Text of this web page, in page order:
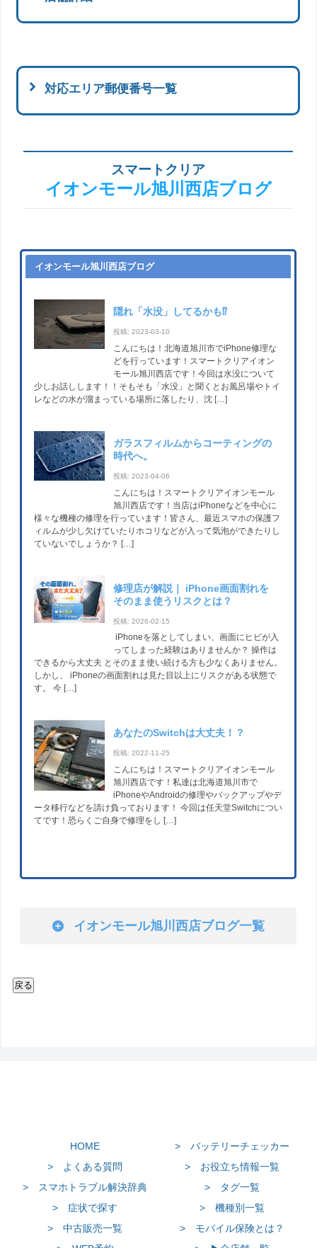
対応エリア郵便番号一覧
スマートクリア
イオンモール旭川西店ブログ
イオンモール旭川西店ブログ
隠れ「水没」してるかも⁉
投稿: 2023-03-10
こんにちは！北海道旭川市でiPhone修理な
どを行っています！スマートクリアイオン
モール旭川西店です！今回は水没について
少しお話しします！！そもそも「水没」と聞くとお風呂場やトイ
レなどの水が溜まっている場所に落したり、沈 […]
ガラスフィルムからコーティングの
時代へ。
投稿: 2023-04-06
こんにちは！スマートクリアイオンモール
旭川西店です！当店はiPhoneなどを中心に
様々な機種の修理を行っています！皆さん、最近スマホの保護フ
ィルムが少し欠けていたりホコリなどが入って気泡ができたりし
ていないでしょうか？ […]
修理店が解説｜ iPhone画面割れを
そのまま使うリスクとは？
投稿: 2026-02-15
iPhoneを落としてしまい、画面にヒビが入
ってしまった経験はありませんか？ 操作は
できるから大丈夫 とそのまま使い続ける方も少なくありません。
しかし、 iPhoneの画面割れは見た目以上にリスクがある状態で
す。 今 […]
あなたのSwitchは大丈夫！？
投稿: 2022-11-25
こんにちは！スマートクリアイオンモール
旭川西店です！私達は北海道旭川市で
iPhoneやAndroidの修理やバックアップやデ
ータ移行などを請け負っております！ 今回は任天堂Switchについ
てです！恐らくご自身で修理をし […]
イオンモール旭川西店ブログ一覧
HOME
> バッテリーチェッカー
> よくある質問
> お役立ち情報一覧
> スマホトラブル解決辞典
> タグ一覧
> 症状で探す
> 機種別一覧
> 中古販売一覧
> モバイル保険とは？